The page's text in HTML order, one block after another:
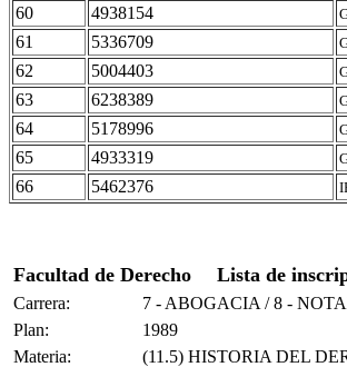
60 4938154
61 5336709
62 5004403
63 6238389
64 5178996
65 4933319
66 5462376
Facultad de Derecho Lista de
Carrera:
7 - ABOGACIA / 8 -
Plan:
1989
Materia:
(11.5) HISTORIA DEL